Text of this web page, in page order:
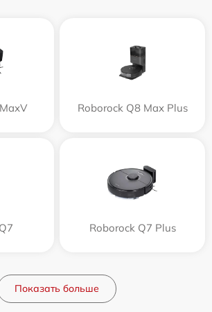
Roborock Q8 Max Plus
Roborock Q7 Plus
Показать больше